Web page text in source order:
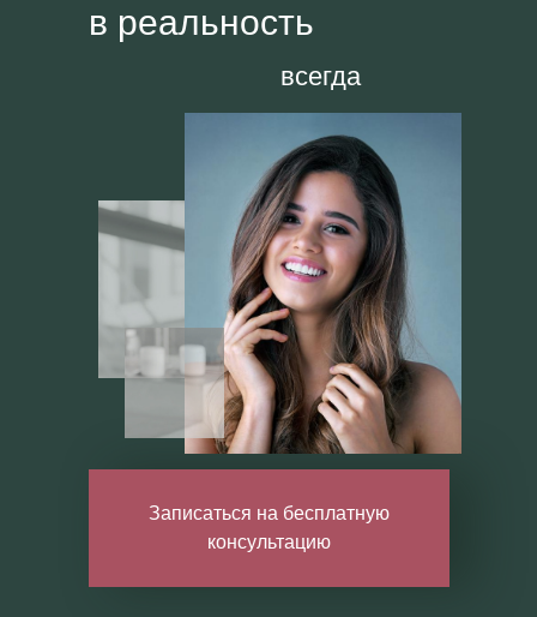
в реальность
всегда
Записаться на бесплатную
консультацию